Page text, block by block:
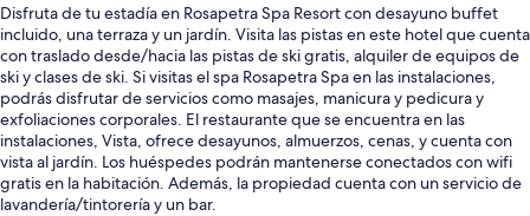
Disfruta de tu estadía en Rosapetra Spa Resort con desayuno buffet
incluido, una terraza y un jardín. Visita las pistas en este hotel que cuenta
con traslado desde/hacia las pistas de ski gratis, alquiler de equipos de
ski y clases de ski. Si visitas el spa Rosapetra Spa en las instalaciones,
podrás disfrutar de servicios como masajes, manicura y pedicura y
exfoliaciones corporales. El restaurante que se encuentra en las
instalaciones, Vista, ofrece desayunos, almuerzos, cenas, y cuenta con
vista al jardín. Los huéspedes podrán mantenerse conectados con wifi
gratis en la habitación. Además, la propiedad cuenta con un servicio de
lavandería/tintorería y un bar.